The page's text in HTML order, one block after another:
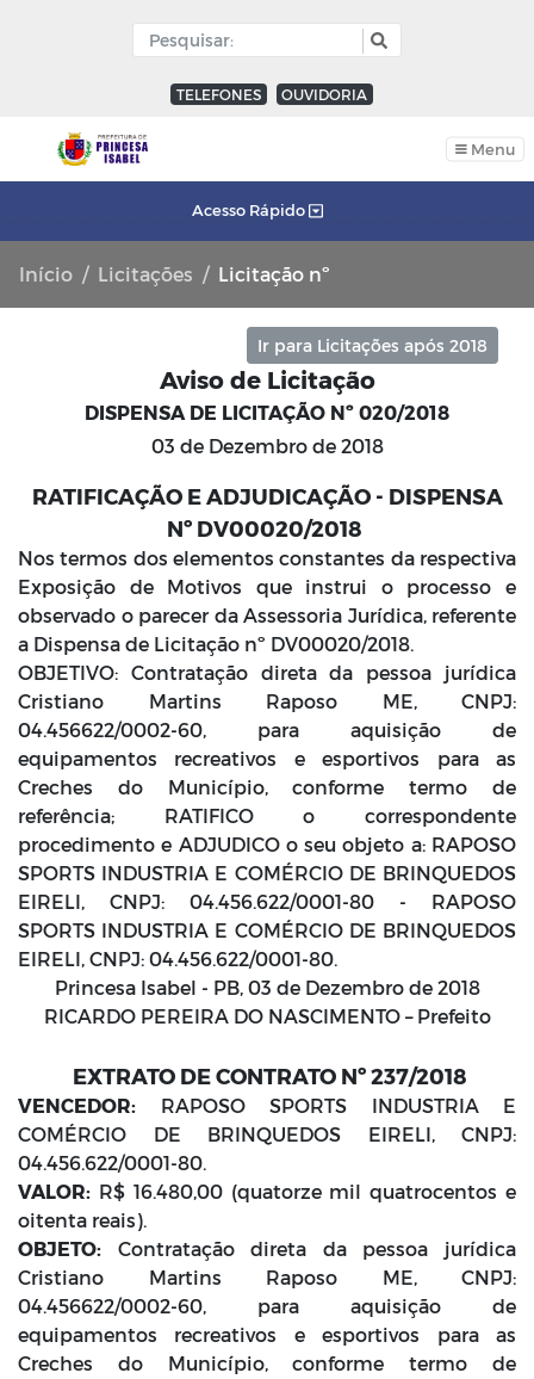
TELEFONES OUVIDORIA
Menu
Acesso Rápido
Início Licitações Licitação nº
Ir para Licitações após 2018
Aviso de Licitação
DISPENSA DE LICITAÇÃO Nº 020/2018
03 de Dezembro de 2018
RATIFICAÇÃO E ADJUDICAÇÃO - DISPENSA
Nº DV00020/2018
Nos termos dos elementos constantes da respectiva
Exposição de Motivos que instrui o processo e
observado o parecer da Assessoria Jurídica, referente
a Dispensa de Licitação nº DV00020/2018.
OBJETIVO: Contratação direta da pessoa jurídica
Cristiano Martins Raposo ME, CNPJ:
04.456622/0002-60, para aquisição de
equipamentos recreativos e esportivos para as
Creches do Município, conforme termo de
referência; RATIFICO o correspondente
procedimento e ADJUDICO o seu objeto a: RAPOSO
SPORTS INDUSTRIA E COMÉRCIO DE BRINQUEDOS
EIRELI, CNPJ: 04.456.622/0001-80 - RAPOSO
SPORTS INDUSTRIA E COMÉRCIO DE BRINQUEDOS
EIRELI, CNPJ: 04.456.622/0001-80.
Princesa Isabel - PB, 03 de Dezembro de 2018
RICARDO PEREIRA DO NASCIMENTO – Prefeito
EXTRATO DE CONTRATO Nº 237/2018
VENCEDOR: RAPOSO SPORTS INDUSTRIA E
COMÉRCIO DE BRINQUEDOS EIRELI, CNPJ:
04.456.622/0001-80.
VALOR: R$ 16.480,00 (quatorze mil quatrocentos e
oitenta reais).
OBJETO: Contratação direta da pessoa jurídica
Cristiano Martins Raposo ME, CNPJ:
04.456622/0002-60, para aquisição de
equipamentos recreativos e esportivos para as
Creches do Município, conforme termo de